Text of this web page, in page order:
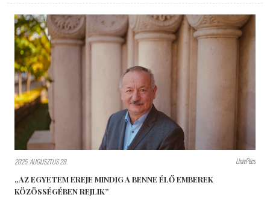
2025. AUGUSZTUS 29. UnivPécs
„AZ EGYETEM EREJE MINDIG A BENNE ÉLŐ EMBEREK
KÖZÖSSÉGÉBEN REJLIK”